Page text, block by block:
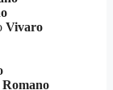
Vivaro